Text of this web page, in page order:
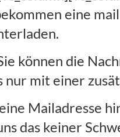
eine
können die
mit einer
Mailadresse
das keiner